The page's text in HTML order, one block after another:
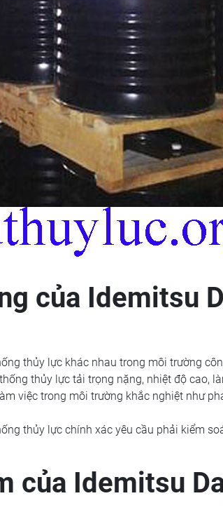
của Idemitsu
thủy lực khác nhau trong môi trường
thủy lực tải trọng nặng, nhiệt độ cao,
việc trong môi trường khắc nghiệt như
thủy lực chính xác yêu cầu phải kiểm
của Idemitsu